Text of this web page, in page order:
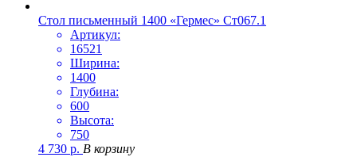
Стол письменный 1400 «Гермес» Ст067.1
Артикул:
16521
Ширина:
1400
Глубина:
600
Высота:
750
4 730 р. В корзину